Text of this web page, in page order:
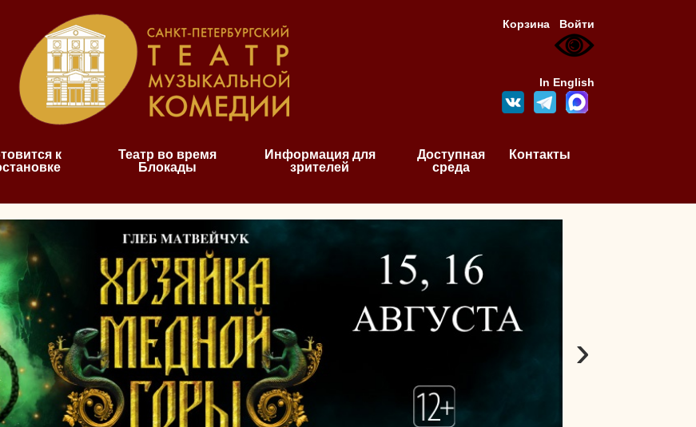
Корзина Войти
In English
к
Театр во время
Блокады
Информация для
зрителей
Доступная
среда
Контакты
›